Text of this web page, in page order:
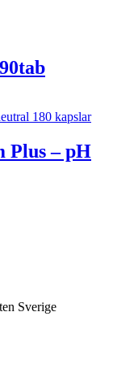
Plus – pH